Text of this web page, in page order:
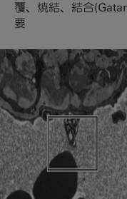
覆、焼結、結合
要